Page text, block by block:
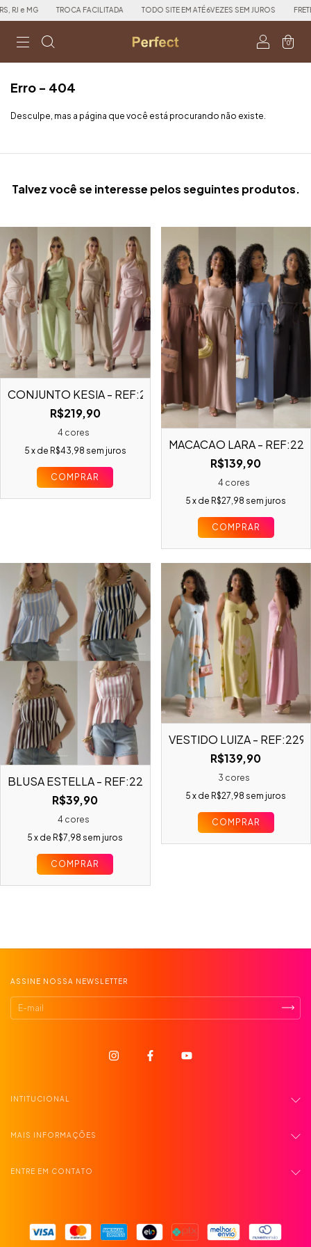
e MG TROCA FACILITADA TODO SITE EM ATÉ 6VEZES SEM JUROS FRETE
0
Erro - 404
Desculpe, mas a página que você está procurando não existe.
Talvez você se interesse pelos seguintes produtos.
CONJUNTO KÉSIA - REF:22943
R$219,90
4 cores
5 x de R$43,98 sem juros
COMPRAR
MACACÃO LARA -
R$139,90
4 cores
5 x de R$27,98 sem juros
COMPRAR
BLUSA ESTELLA - REF:22924
R$39,90
4 cores
5 x de R$7,98 sem juros
COMPRAR
VESTIDO LUIZA -
R$139,90
3 cores
5 x de R$27,98 sem juros
COMPRAR
ASSINE NOSSA NEWSLETTER
INTITUCIONAL
MAIS INFORMAÇÕES
ENTRE EM CONTATO